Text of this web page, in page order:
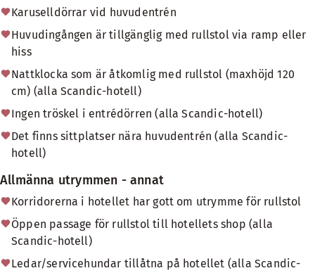
Karuselldörrar vid huvudentrén
Huvudingången är tillgänglig med rullstol via ramp eller
hiss
Nattklocka som är åtkomlig med rullstol (maxhöjd 120
cm) (alla Scandic-hotell)
Ingen tröskel i entrédörren (alla Scandic-hotell)
Det finns sittplatser nära huvudentrén (alla Scandic-
hotell)
Allmänna utrymmen - annat
Korridorerna i hotellet har gott om utrymme för rullstol
Öppen passage för rullstol till hotellets shop (alla
Scandic-hotell)
Ledar/servicehundar tillåtna på hotellet (alla Scandic-